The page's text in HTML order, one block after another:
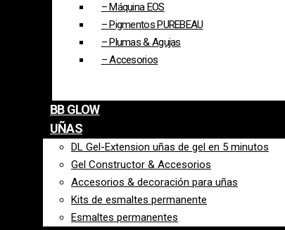
– Máquina EOS
– Pigmentos PUREBEAU
– Plumas & Agujas
– Accesorios
BB GLOW
UÑAS
DL Gel-Extension uñas de gel en 5 minutos
Gel Constructor & Accesorios
Accesorios & decoración para uñas
Kits de esmaltes permanente
Esmaltes permanentes
LIFTING COREANO CON DIVASLASHES
¿Deseas realizar el siguiente nivel de Lifting de pestañas?
Kit Lifting Beauty Wave
Crema 1: crema con Aminoácidos, hace que
Crema 2: crema con Aminoácidos,
Esencia natural: proporciona nutrición
Vitamina de queratina: el componente vital de
Pegamento de pestañas.
Almohadillas de silicona 5 tallas XS-S-M-L-XL.
Cepillo de fresa x 4u pincel especial para